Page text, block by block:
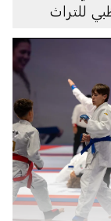
للتراث